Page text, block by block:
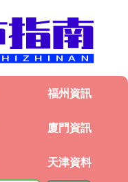
福州資訊
廈門資訊
天津資料